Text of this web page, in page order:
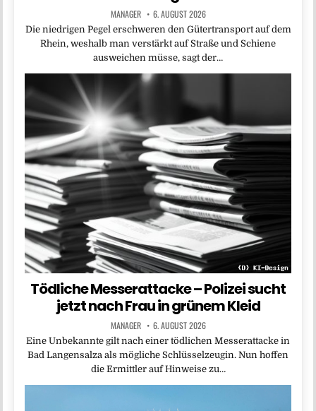
MANAGER 6. AUGUST 2026
Die niedrigen Pegel erschweren den Gütertransport auf dem
Rhein, weshalb man verstärkt auf Straße und Schiene
ausweichen müsse, sagt der…
Tödliche Messerattacke – Polizei sucht
jetzt nach Frau in grünem Kleid
MANAGER 6. AUGUST 2026
Eine Unbekannte gilt nach einer tödlichen Messerattacke in
Bad Langensalza als mögliche Schlüsselzeugin. Nun hoffen
die Ermittler auf Hinweise zu…